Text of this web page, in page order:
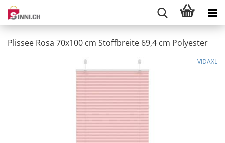
Plissee Rosa 70x100 cm Stoffbreite 69,4 cm Polyester
VIDAXL